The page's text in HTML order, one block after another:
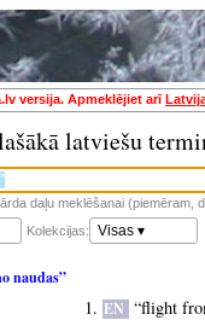
versija. Apmeklējiet arī
latviešu
daļu meklēšanai (piemēram,
Kolekcijas: Visas ▾
naudas”
EN “flight